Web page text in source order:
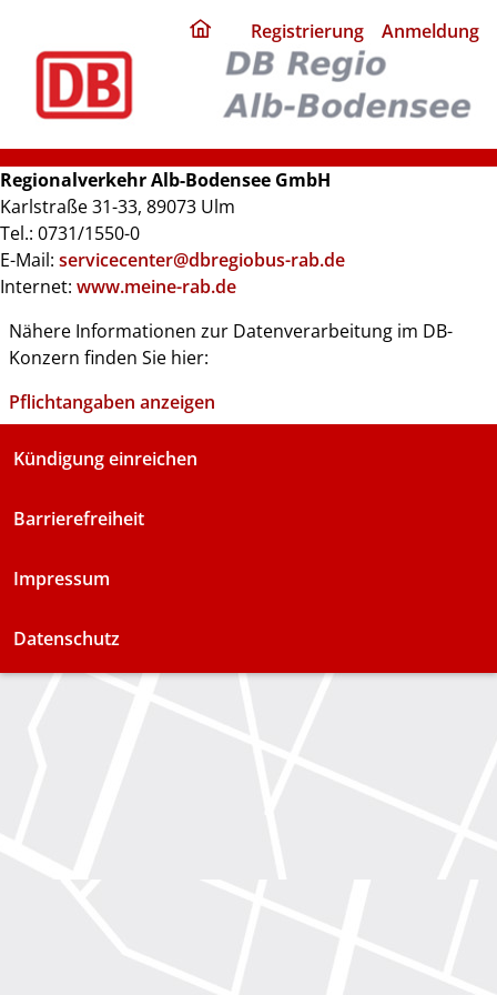
home
page
Registrierung Anmeldung
Regionalverkehr Alb-Bodensee GmbH
Karlstraße 31-33, 89073 Ulm
Tel.: 0731/1550-0
E-Mail: servicecenter@dbregiobus-rab.de
Internet: www.meine-rab.de
Nähere Informationen zur Datenverarbeitung im DB-
Konzern finden Sie hier:
Pflichtangaben anzeigen
Kündigung einreichen
Barrierefreiheit
Impressum
Datenschutz